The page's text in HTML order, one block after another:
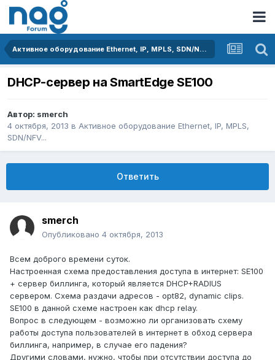
Активное оборудование Ethernet, IP, MPLS, SDN/NFV...
DHCP-сервер на SmartEdge SE100
Автор: smerch
4 октября, 2013 в Активное оборудование Ethernet, IP, MPLS,
SDN/NFV...
Ответить
smerch
Опубликовано 4 октября, 2013
Всем доброго времени суток.
Настроенная схема предоставления доступа в интернет: SE100
+ сервер биллинга, который является DHCP+RADIUS
сервером. Схема раздачи адресов - opt82, dynamic clips.
SE100 в данной схеме настроен как dhcp relay.
Вопрос в следующем - возможно ли организовать схему
работы доступа пользователей в интернет в обход сервера
биллинга, например, в случае его падения?
Другими словами, нужно, чтобы при отсутствии доступа до